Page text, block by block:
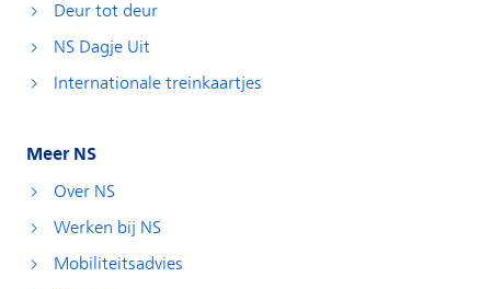
Deur tot deur
NS Dagje Uit
Internationale treinkaartjes
Meer NS
Over NS
Werken bij NS
Mobiliteitsadvies